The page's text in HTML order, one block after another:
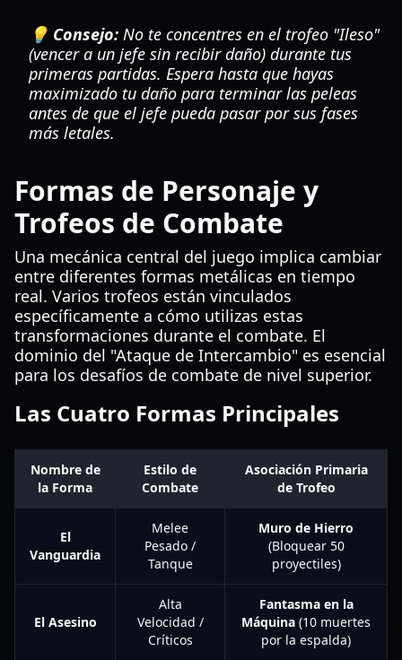
💡 Consejo: No te concentres en el trofeo "Ileso"
(vencer a un jefe sin recibir daño) durante tus
primeras partidas. Espera hasta que hayas
maximizado tu daño para terminar las peleas
antes de que el jefe pueda pasar por sus fases
más letales.
Formas de Personaje y
Trofeos de Combate
Una mecánica central del juego implica cambiar
entre diferentes formas metálicas en tiempo
real. Varios trofeos están vinculados
específicamente a cómo utilizas estas
transformaciones durante el combate. El
dominio del "Ataque de Intercambio" es esencial
para los desafíos de combate de nivel superior.
Las Cuatro Formas Principales
Nombre de
la Forma
Estilo de
Combate
Asociación Primaria
de Trofeo
El
Vanguardia
Melee
Pesado /
Tanque
Muro de Hierro
(Bloquear 50
proyectiles)
El Asesino
Alta
Velocidad /
Críticos
Fantasma en la
Máquina (10 muertes
por la espalda)